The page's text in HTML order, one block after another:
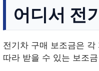
어디서 전
전기차 구매 보조금은
따라 받을 수 있는 보조